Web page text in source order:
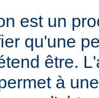
est un
qu'une
être.
à